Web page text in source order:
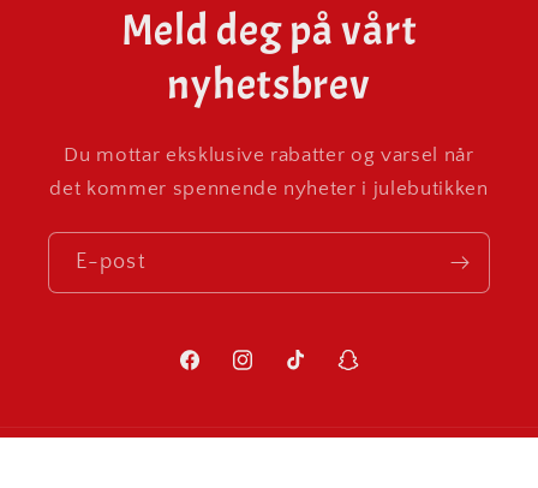
Meld deg på vårt
nyhetsbrev
Du mottar eksklusive rabatter og varsel når
det kommer spennende nyheter i julebutikken
E-post
FacebookInstagramTikTok Snapchat